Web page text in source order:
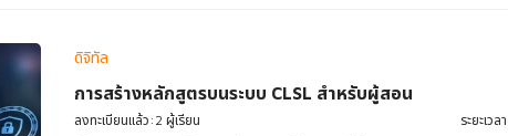
ดิจิทัล
การสร้างหลักสูตรบนระบบ CLSL สำหรับผู้สอน
ลงทะเบียนแล้ว:2 ผู้เรียน ระยะเว